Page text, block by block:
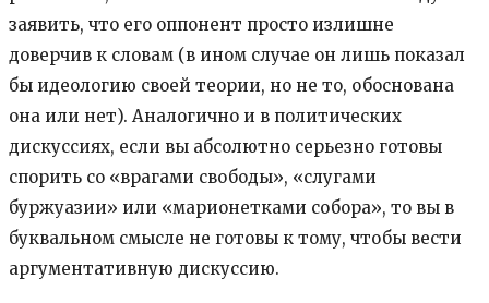
заявить, что его оппонент просто излишне
доверчив к словам (в ином случае он лишь показал
бы идеологию своей теории, но не то, обоснована
она или нет). Аналогично и в политических
дискуссиях, если вы абсолютно серьезно готовы
спорить со «врагами свободы», «слугами
буржуазии» или «марионетками собора», то вы в
буквальном смысле не готовы к тому, чтобы вести
аргументативную дискуссию.